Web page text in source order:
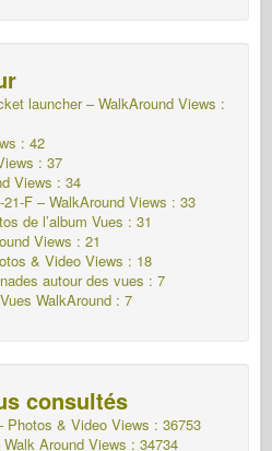
launcher – WalkAround Views :
: 42
: 37
Views : 34
F – WalkAround Views : 33
de l’album Vues : 31
Views : 21
& Video Views : 18
autour des vues : 7
WalkAround : 7
consultés
Photos & Video Views : 36753
Around Views : 34734